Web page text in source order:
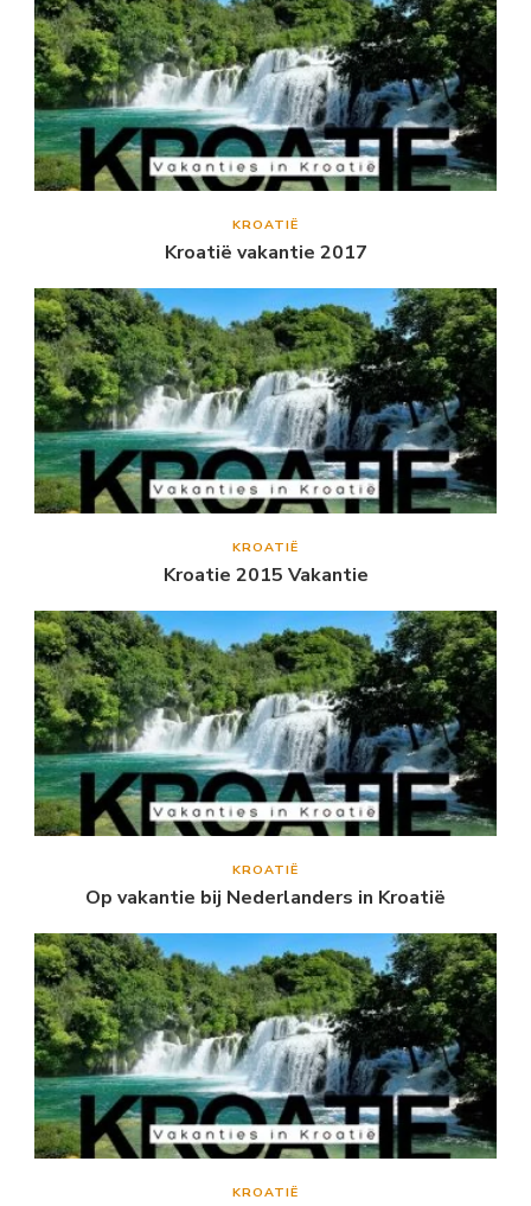
KROATIË
Kroatië vakantie 2017
KROATIË
Kroatie 2015 Vakantie
KROATIË
Op vakantie bij Nederlanders in Kroatië
KROATIË